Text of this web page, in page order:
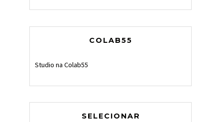
COLAB55
Studio na Colab55
SELECIONAR